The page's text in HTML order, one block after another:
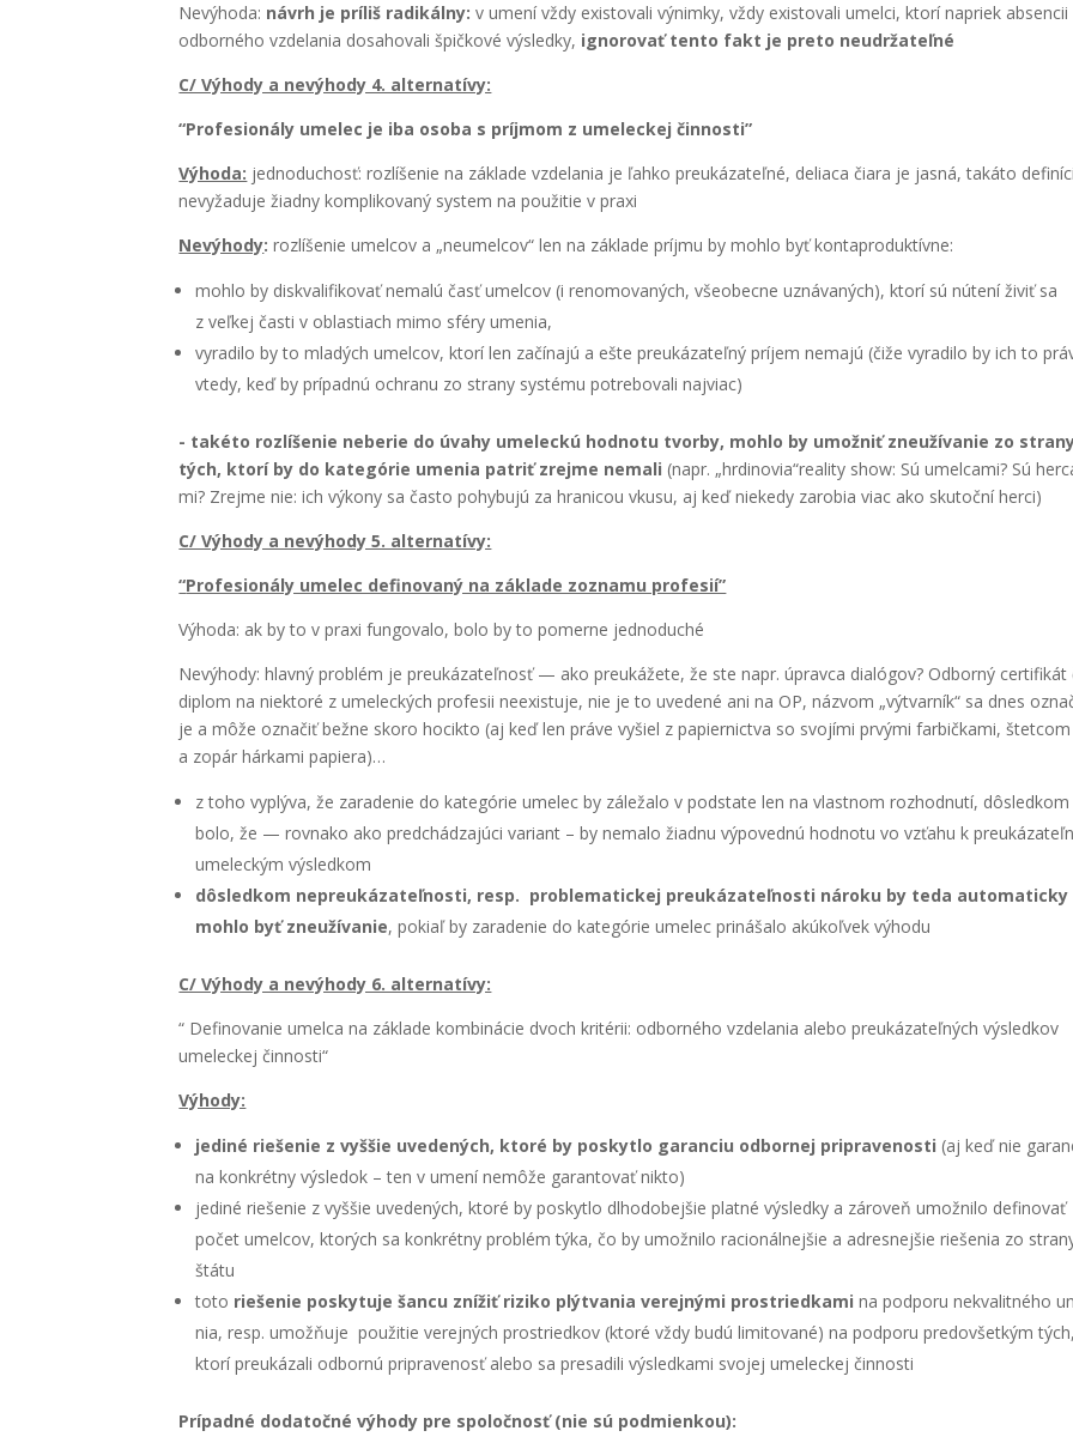
Nevý­ho­da: návrh je prí­liš radi­kál­ny: v ume­ní vždy exis­to­va­li výnim­ky, vždy exis­to­va­li umel­ci, kto­rí napriek absen­cii
odbor­né­ho vzde­la­nia dosa­ho­va­li špič­ko­vé výsled­ky, igno­ro­vať ten­to fakt je pre­to neu­dr­ža­teľ­né
C/ Výho­dy a nevý­ho­dy 4. alter­na­tí­vy:
“Pro­fe­si­oná­ly ume­lec je iba oso­ba s príj­mom z ume­lec­kej čin­nos­ti”
Výho­da: jed­no­du­chosť: roz­lí­še­nie na zákla­de vzde­la­nia je ľah­ko pre­uká­za­teľ­né, delia­ca čia­ra je jas­ná, taká­to
nevy­ža­du­je žiad­ny kom­pli­ko­va­ný sys­tem na pou­ži­tie v pra­xi
Nevý­ho­dy: roz­lí­še­nie umel­cov a „neumel­cov“ len na zákla­de príj­mu by moh­lo byť kon­ta­pro­duk­tív­ne:
moh­lo by dis­kva­li­fi­ko­vať nema­lú časť umel­cov (i reno­mo­va­ných, vše­obec­ne uzná­va­ných), kto­rí sú núte­ní živiť sa
z veľ­kej čas­ti v oblas­tiach mimo sfé­ry ume­nia,
vyra­di­lo by to mla­dých umel­cov, kto­rí len začí­na­jú a ešte pre­uká­za­teľ­ný prí­jem nema­jú (čiže vyra­di­lo by ich to
vte­dy, keď by prí­pad­nú ochra­nu zo stra­ny sys­té­mu potre­bo­va­li naj­viac)
- také­to roz­lí­še­nie nebe­rie do úva­hy ume­lec­kú hod­no­tu tvor­by, moh­lo by umož­niť zne­uží­va­nie zo
tých, kto­rí by do kate­gó­rie ume­nia pat­riť zrej­me nema­li (napr. „hrdinovia“reality show: Sú umel­ca­mi? Sú
mi? Zrej­me nie: ich výko­ny sa čas­to pohy­bu­jú za hra­ni­cou vku­su, aj keď nie­ke­dy zaro­bia viac ako sku­toč­ní her­ci)
C/ Výho­dy a nevý­ho­dy 5. alter­na­tí­vy:
“Pro­fe­si­oná­ly ume­lec defi­no­va­ný na zákla­de zozna­mu pro­fe­sií”
Výho­da: ak by to v pra­xi fun­go­va­lo, bolo by to pomer­ne jed­no­du­ché
Nevý­ho­dy: hlav­ný prob­lém je pre­uká­za­teľ­nosť — ako pre­uká­že­te, že ste napr. úprav­ca dia­ló­gov? Odbor­ný cer­ti­fi­kát
dip­lom na nie­kto­ré z ume­lec­kých pro­fe­sii neexis­tu­je, nie je to uve­de­né ani na OP, náz­vom „výtvar­ník“ sa dnes
je a môže ozna­čiť bež­ne sko­ro hocik­to (aj keď len prá­ve vyšiel z papier­nic­tva so svo­jí­mi prvý­mi far­bič­ka­mi, štet­com
a zopár hár­ka­mi papie­ra)…
z toho vyplý­va, že zara­de­nie do kate­gó­rie ume­lec by zále­ža­lo v pod­sta­te len na vlast­nom roz­hod­nu­tí, dôsled­kom
bolo, že — rov­na­ko ako pred­chá­dza­jú­ci variant – by nema­lo žiad­nu výpo­ved­nú hod­no­tu vo vzťa­hu k
ume­lec­kým výsled­kom
dôsled­kom nepre­uká­za­teľ­nos­ti, resp. prob­le­ma­tic­kej pre­uká­za­teľ­nos­ti náro­ku by teda auto­ma­tic­ky
moh­lo byť zne­uží­va­nie, pokiaľ by zara­de­nie do kate­gó­rie ume­lec pri­ná­ša­lo akú­koľ­vek výho­du
C/ Výho­dy a nevý­ho­dy 6. alter­na­tí­vy:
“ Defi­no­va­nie umel­ca na zákla­de kom­bi­ná­cie dvoch kri­té­rii: odbor­né­ho vzde­la­nia ale­bo pre­uká­za­teľ­ných výsled­kov
ume­lec­kej čin­nos­ti“
Výho­dy:
jedi­né rie­še­nie z vyš­šie uve­de­ných, kto­ré by poskyt­lo garan­ciu odbor­nej pri­pra­ve­nos­ti (aj keď nie
na kon­krét­ny výsle­dok – ten v ume­ní nemô­že garan­to­vať nikto)
jedi­né rie­še­nie z vyš­šie uve­de­ných, kto­ré by poskyt­lo dlho­do­bej­šie plat­né výsled­ky a záro­veň umož­ni­lo defi­no­vať
počet umel­cov, kto­rých sa kon­krét­ny prob­lém týka, čo by umož­ni­lo raci­onál­nej­šie a adres­nej­šie rie­še­nia zo
štá­tu
toto rie­še­nie posky­tu­je šan­cu zní­žiť rizi­ko plýt­va­nia verej­ný­mi pros­tried­ka­mi na pod­po­ru nekva­lit­né­ho
nia, resp. umož­ňu­je pou­ži­tie verej­ných pros­tried­kov (kto­ré vždy budú limi­to­va­né) na pod­po­ru pre­dov­šet­kým tých,
kto­rí pre­uká­za­li odbor­nú pri­pra­ve­nosť ale­bo sa pre­sa­di­li výsled­ka­mi svo­jej ume­lec­kej čin­nos­ti
Prí­pad­né doda­toč­né výho­dy pre spo­loč­nosť (nie sú pod­mien­kou):